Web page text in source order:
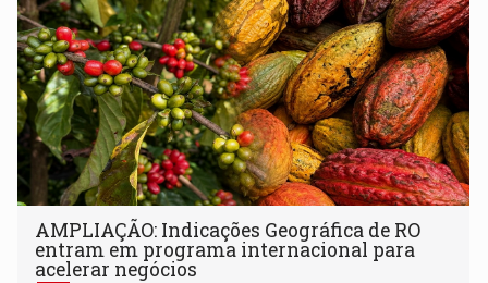
AMPLIAÇÃO: Indicações Geográfica de RO
entram em programa internacional para
acelerar negócios